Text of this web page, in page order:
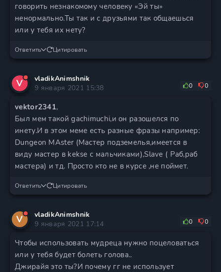
говорить незнакомому человеку «Эй ты»
ненормально.Ты так и с друзьями так общаешься
или у тебя их нету?
Ответить Цитировать
V
vladikAnimshnik
9 января 2021 15:38
0 0
vektor2341,
Был мем такой gachimuchi,и он разошелся по
инету.И в этом меме есть разные фразы например:
Dungeon MAster (Мастер подземелья,имеется в
виду мастер в kekse с мальчиками),Slave ( Раб,раб
мастера) и тд. Просто кто не в курсе ,не поймет.
Ответить Цитировать
V
vladikAnimshnik
9 января 2021 17:14
0 0
Чтобы использовать мудреца нужно поцеловаться
или у тебя будет болеть голова..
Джирайя это ты?И почему гг не использует